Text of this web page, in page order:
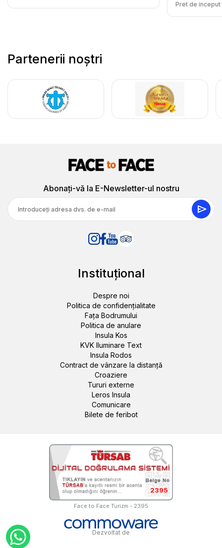
Pret de inceput
Partenerii noștri
Abonați-vă la E-Newsletter-ul nostru
Instituţional
Despre noi
Politica de confidențialitate
Fața Bodrumului
Politica de anulare
Insula Kos
KVK Iluminare Text
Insula Rodos
Contract de vânzare la distanță
Croaziere
Tururi externe
Leros Insula
Comunicare
Bilete de feribot
2395
Face to Face Turizm - 2395
Dezvoltat de